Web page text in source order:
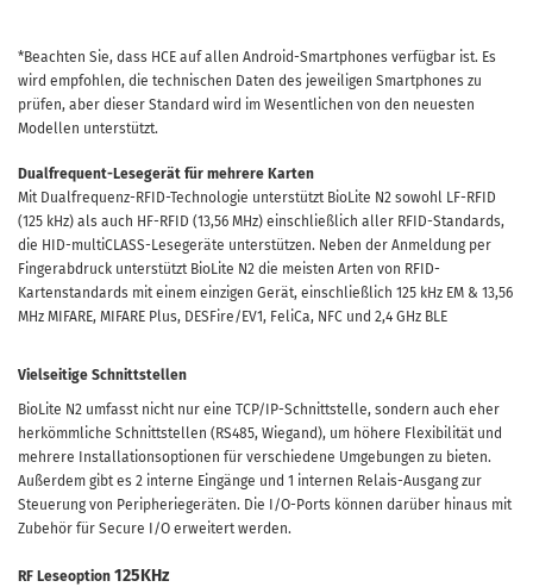
*Beachten Sie, dass HCE auf allen Android-Smartphones verfügbar ist. Es
wird empfohlen, die technischen Daten des jeweiligen Smartphones zu
prüfen, aber dieser Standard wird im Wesentlichen von den neuesten
Modellen unterstützt.
Dualfrequent-Lesegerät für mehrere Karten
Mit Dualfrequenz-RFID-Technologie unterstützt BioLite N2 sowohl LF-RFID
(125 kHz) als auch HF-RFID (13,56 MHz) einschließlich aller RFID-Standards,
die HID-multiCLASS-Lesegeräte unterstützen. Neben der Anmeldung per
Fingerabdruck unterstützt BioLite N2 die meisten Arten von RFID-
Kartenstandards mit einem einzigen Gerät, einschließlich 125 kHz EM & 13,56
MHz MIFARE, MIFARE Plus, DESFire/EV1, FeliCa, NFC und 2,4 GHz BLE
Vielseitige Schnittstellen
BioLite N2 umfasst nicht nur eine TCP/IP-Schnittstelle, sondern auch eher
herkömmliche Schnittstellen (RS485, Wiegand), um höhere Flexibilität und
mehrere Installationsoptionen für verschiedene Umgebungen zu bieten.
Außerdem gibt es 2 interne Eingänge und 1 internen Relais-Ausgang zur
Steuerung von Peripheriegeräten. Die I/O-Ports können darüber hinaus mit
Zubehör für Secure I/O erweitert werden.
RF Leseoption 125KHz